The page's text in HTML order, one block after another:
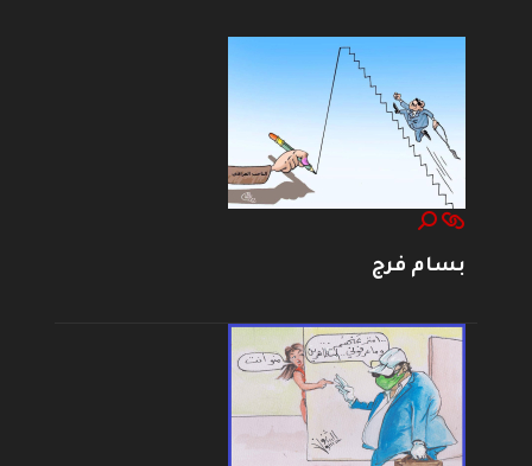
بسام فرج